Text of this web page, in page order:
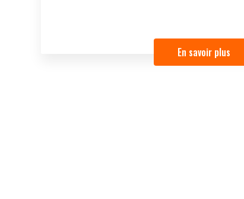
En savoir plus